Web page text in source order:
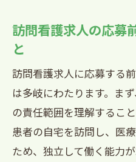
訪問看護求人で
訪問看護の仕事
法
西宮市での訪問
訪問看護求人を西宮
フェッショナルとし
訪問看護求人の応募
と
訪問看護求人に応募する
は多岐にわたります。ま
の責任範囲を理解するこ
患者の自宅を訪問し、医
ため、独立して働く能力